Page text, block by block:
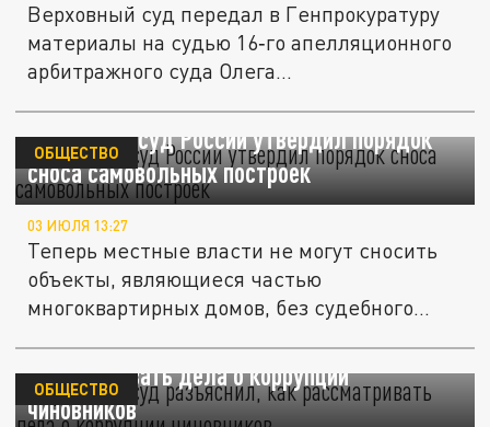
Верховный суд передал в Генпрокуратуру
материалы на судью 16‑го апелляционного
арбитражного суда Олега...
Верховный суд России утвердил порядок
сноса самовольных построек
ОБЩЕСТВО
03 ИЮЛЯ 13:27
Теперь местные власти не могут сносить
объекты, являющиеся частью
многоквартирных домов, без судебного...
Верховный суд разъяснил, как
рассматривать дела о коррупции
чиновников
ОБЩЕСТВО